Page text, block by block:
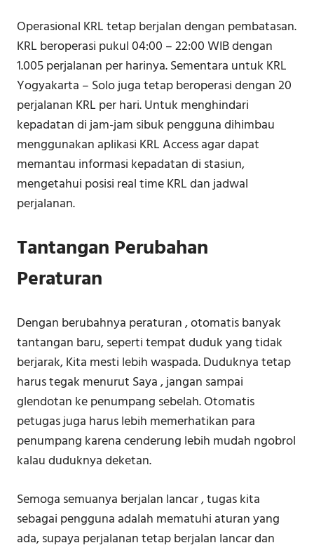
Operasional KRL tetap berjalan dengan pembatasan.
KRL beroperasi pukul 04:00 – 22:00 WIB dengan
1.005 perjalanan per harinya. Sementara untuk KRL
Yogyakarta – Solo juga tetap beroperasi dengan 20
perjalanan KRL per hari. Untuk menghindari
kepadatan di jam-jam sibuk pengguna dihimbau
menggunakan aplikasi KRL Access agar dapat
memantau informasi kepadatan di stasiun,
mengetahui posisi real time KRL dan jadwal
perjalanan.
Tantangan Perubahan
Peraturan
Dengan berubahnya peraturan , otomatis banyak
tantangan baru, seperti tempat duduk yang tidak
berjarak, Kita mesti lebih waspada. Duduknya tetap
harus tegak menurut Saya , jangan sampai
glendotan ke penumpang sebelah. Otomatis
petugas juga harus lebih memerhatikan para
penumpang karena cenderung lebih mudah ngobrol
kalau duduknya deketan.
Semoga semuanya berjalan lancar , tugas kita
sebagai pengguna adalah mematuhi aturan yang
ada, supaya perjalanan tetap berjalan lancar dan